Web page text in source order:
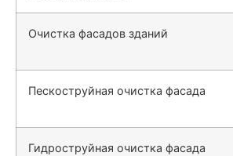
Очистка фасадов зданий
Пескоструйная очистка фасада
Гидроструйная очистка фасада